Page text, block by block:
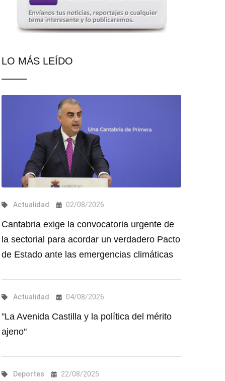
LO MÁS LEÍDO
Actualidad 02/08/2026
Cantabria exige la convocatoria urgente de
la sectorial para acordar un verdadero Pacto
de Estado ante las emergencias climáticas
Actualidad 04/08/2026
"La Avenida Castilla y la política del mérito
ajeno"
Deportes 22/08/2025